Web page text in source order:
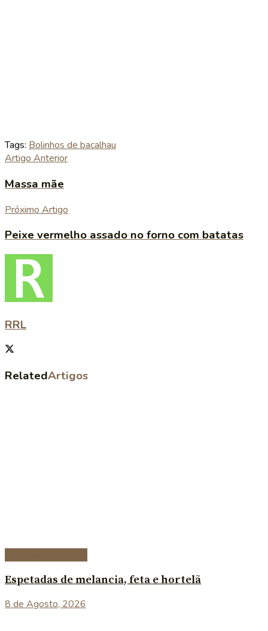
Tags: Bolinhos de bacalhau
Artigo Anterior
Massa mãe
Próximo Artigo
Peixe vermelho assado no forno com batatas
RRL
RelatedArtigos
Espetadas de melancia, feta e hortelã
8 de Agosto, 2026